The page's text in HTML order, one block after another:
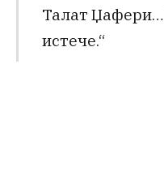
Талат
истече.“